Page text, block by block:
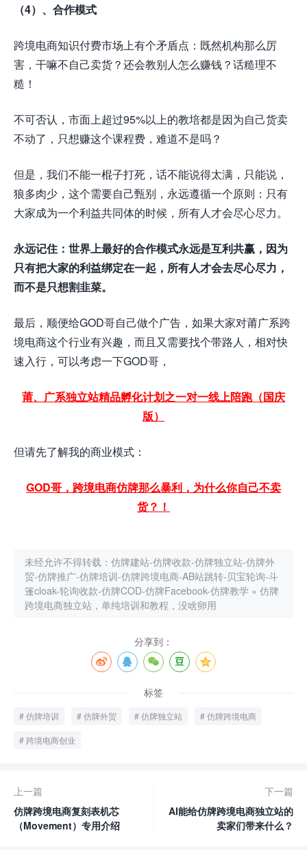
（4）、合作模式
跨境电商知识付费市场上有个矛盾点：既然机构那么厉
害，干嘛不自己卖货？还会教别人怎么赚钱？话糙理不
糙！
不可否认，市面上超过95%以上的教培都是因为自己货卖
不动了，只想赚这个课程费，难道不是吗？
但是，我们不能一棍子打死，话不能说得太满，只能说，
狼多肉少，这个需要自己甄别，永远遵循一个原则：只有
大家成为一个利益共同体的时候，所有人才会尽心尽力。
永远记住：世界上最好的合作模式永远是互利共赢，因为
只有把大家的利益绑定在一起，所有人才会去尽心尽力，
而不是只想割韭菜。
最后，顺便给GOD哥自己做个广告，如果大家对莆广系跨
境电商这个行业有兴趣，而且又需要找个带路人，相对快
速入行，可以考虑一下GOD哥，
莆、广系独立站精品孵化计划之一对一线上陪跑（国庆
版）
但请先了解我的商业模式：
GOD哥，跨境电商仿牌那么暴利，为什么你自己不卖
货？！
未经允许不得转载： 仿牌建站-仿牌收款-仿牌独立站-仿牌外
贸-仿牌推广-仿牌培训-仿牌跨境电商-AB站跳转-贝宝轮询-斗
篷cloak-轮询收款-仿牌COD-仿牌Facebook-仿牌教学 » 仿牌
跨境电商独立站，单纯培训和教程，没啥卵用
分享到：
标签
仿牌培训 仿牌外贸 仿牌独立站 仿牌跨境电商
跨境电商创业
上一篇
仿牌跨境电商复刻表机芯
（Movement）专用介绍
下一篇
AI能给仿牌跨境电商独立站的
卖家们带来什么？